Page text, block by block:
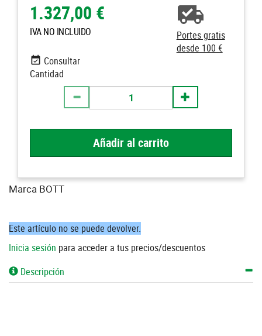
1.327,00 €
IVA NO INCLUIDO
Portes gratis
desde 100 €
Consultar
Cantidad
Añadir al carrito
Marca BOTT
Este artículo no se puede devolver.
Inicia sesión para acceder a tus precios/descuentos
Descripción